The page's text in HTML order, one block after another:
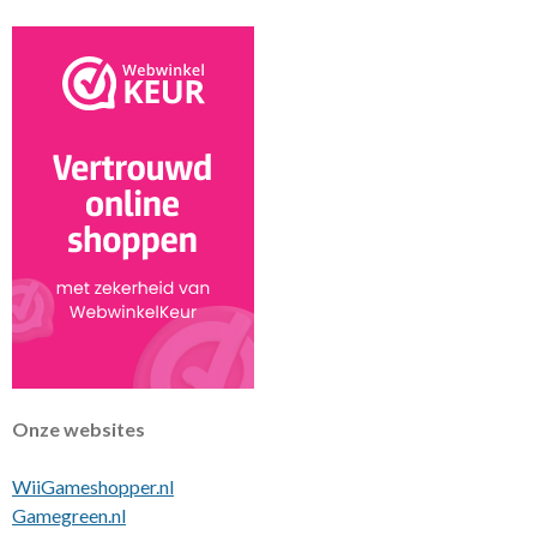
Onze websites
WiiGameshopper.nl
Gamegreen.nl